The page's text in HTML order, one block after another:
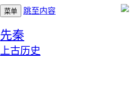
菜单 跳至内容
先秦
上古历史